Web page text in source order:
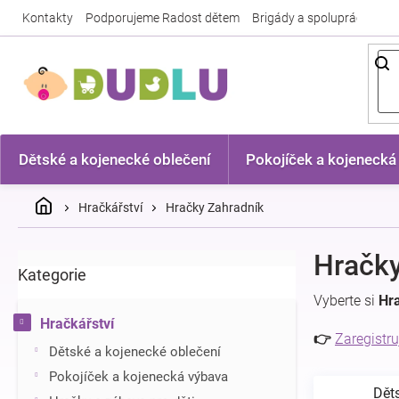
Kontakty Podporujeme Radost dětem Brigády a spolupráce
Dětské a kojenecké oblečení Pokojíček a kojenecká
DomůHračkářství Hračky Zahradník
o
t
r
Přeskočit
Kategorie
Hračkářství
Dětské a kojenecké oblečení
Pokojíček a kojenecká výbava
Vyberte si
👉